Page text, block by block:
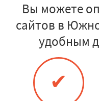
Вы можете
сайтов в
удобным
✔